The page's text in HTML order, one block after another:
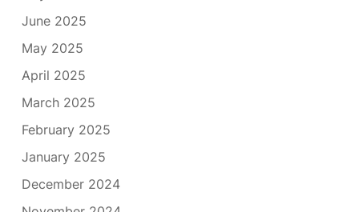
June 2025
May 2025
April 2025
March 2025
February 2025
January 2025
December 2024